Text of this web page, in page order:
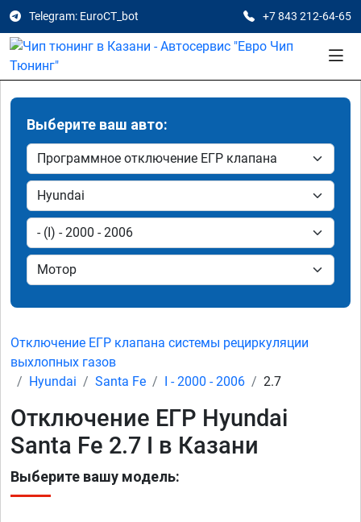
Telegram: EuroCT_bot +7 843 212-64-65
Выберите ваш авто:
Отключение ЕГР клапана системы рециркуляции
выхлопных газов
Hyundai
Santa Fe I - 2000 - 2006 2.7
Отключение ЕГР Hyundai
Santa Fe 2.7 I в Казани
Выберите вашу модель: